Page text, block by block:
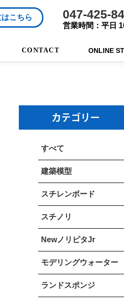
こちら 047-425-
営業時間：平日
CONTACT ONLINE
カテゴリー
すべて
建築模型
スチレンボード
スチノリ
NewノリピタJr
モデリングウォーター
ランドスポンジ